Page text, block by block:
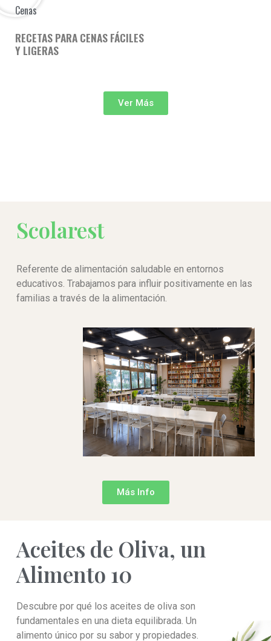
Cenas
RECETAS PARA CENAS FÁCILES
Y LIGERAS
Ver Más
Scolarest
Referente de alimentación saludable en entornos
educativos. Trabajamos para influir positivamente en las
familias a través de la alimentación.
Más Info
Aceites de Oliva, un
Alimento 10
Descubre por qué los aceites de oliva son
fundamentales en una dieta equilibrada. Un
alimento único por su sabor y propiedades.